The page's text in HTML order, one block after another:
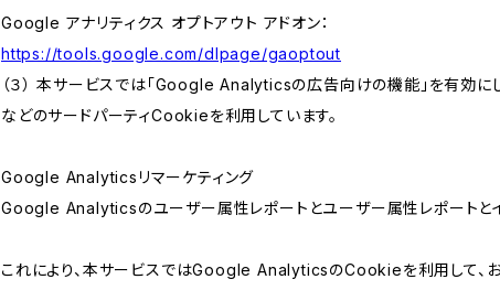
Google アナリティクス オプトアウト アドオン：
https://tools.google.com/dlpage/gaoptout
（３） 本サービスでは「Google Analyticsの広告向けの機能」を有効
などのサードパーティCookieを利用しています。
Google Analyticsリマーケティング
Google Analyticsのユーザー属性レポートとユーザー属性レポートと
これにより、本サービスではGoogle AnalyticsのCookieを利用して、